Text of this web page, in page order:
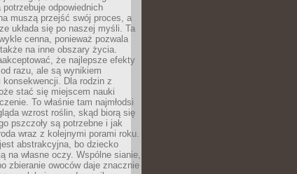
odpowiednich
muszą przejść swój proces, a
układa się po naszej myśli. Ta
cenna, ponieważ pozwala
na inne obszary życia.
że najlepsze efekty
razu, ale są wynikiem
konsekwencji. Dla rodzin z
stać się miejscem nauki
To właśnie tam najmłodsi
wzrost roślin, skąd biorą się
pszczoły są potrzebne i jak
wraz z kolejnymi porami roku.
abstrakcyjna, bo dziecko
na własne oczy. Wspólne sianie,
zbieranie owoców daje znacznie